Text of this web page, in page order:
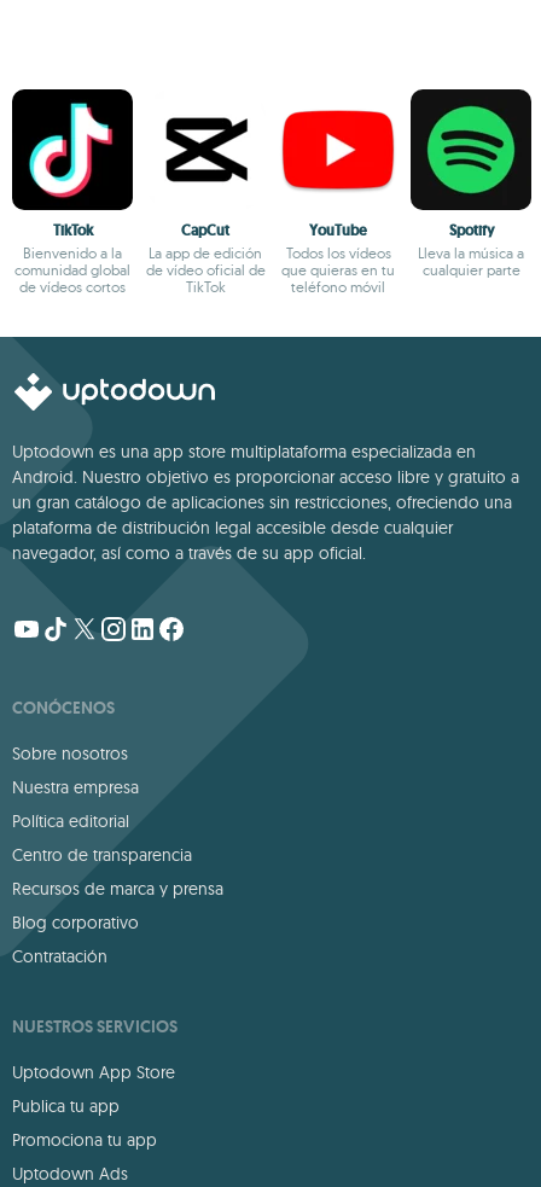
TikTok
Bienvenido a la
comunidad global
de vídeos cortos
CapCut
La app de edición
de vídeo oficial de
TikTok
YouTube
Todos los vídeos
que quieras en tu
teléfono móvil
Spotify
Lleva la música a
cualquier parte
Uptodown es una app store multiplataforma especializada en
Android. Nuestro objetivo es proporcionar acceso libre y gratuito a
un gran catálogo de aplicaciones sin restricciones, ofreciendo una
plataforma de distribución legal accesible desde cualquier
navegador, así como a través de su app oficial.
CONÓCENOS
Sobre nosotros
Nuestra empresa
Política editorial
Centro de transparencia
Recursos de marca y prensa
Blog corporativo
Contratación
NUESTROS SERVICIOS
Uptodown App Store
Publica tu app
Promociona tu app
Uptodown Ads